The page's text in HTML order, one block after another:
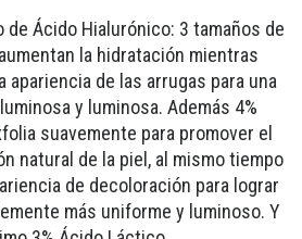
de Ácido Hialurónico: 3 tamaños de
la hidratación mientras
apariencia de las arrugas para una
y luminosa. Además 4%
suavemente para promover el
natural de la piel, al mismo tiempo
de decoloración para lograr
más uniforme y luminoso. Y